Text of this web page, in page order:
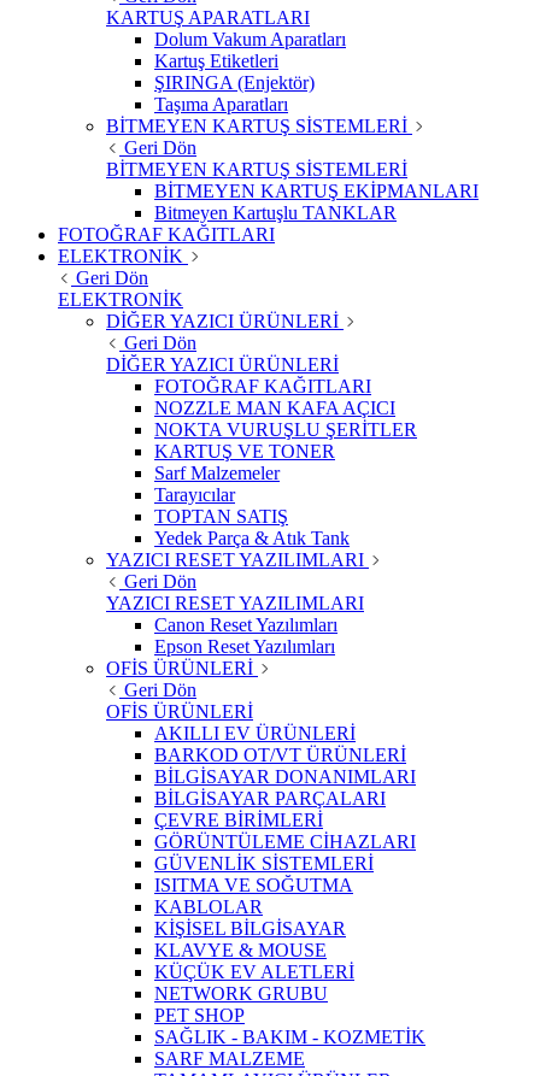
KARTUŞ APARATLARI
Dolum Vakum Aparatları
Kartuş Etiketleri
ŞIRINGA (Enjektör)
Taşıma Aparatları
BİTMEYEN KARTUŞ SİSTEMLERİ
Geri Dön
BİTMEYEN KARTUŞ SİSTEMLERİ
BİTMEYEN KARTUŞ EKİPMANLARI
Bitmeyen Kartuşlu TANKLAR
FOTOĞRAF KAĞITLARI
ELEKTRONİK
Geri Dön
ELEKTRONİK
DİĞER YAZICI ÜRÜNLERİ
Geri Dön
DİĞER YAZICI ÜRÜNLERİ
FOTOĞRAF KAĞITLARI
NOZZLE MAN KAFA AÇICI
NOKTA VURUŞLU ŞERİTLER
KARTUŞ VE TONER
Sarf Malzemeler
Tarayıcılar
TOPTAN SATIŞ
Yedek Parça & Atık Tank
YAZICI RESET YAZILIMLARI
Geri Dön
YAZICI RESET YAZILIMLARI
Canon Reset Yazılımları
Epson Reset Yazılımları
OFİS ÜRÜNLERİ
Geri Dön
OFİS ÜRÜNLERİ
AKILLI EV ÜRÜNLERİ
BARKOD OT/VT ÜRÜNLERİ
BİLGİSAYAR DONANIMLARI
BİLGİSAYAR PARÇALARI
ÇEVRE BİRİMLERİ
GÖRÜNTÜLEME CİHAZLARI
GÜVENLİK SİSTEMLERİ
ISITMA VE SOĞUTMA
KABLOLAR
KİŞİSEL BİLGİSAYAR
KLAVYE & MOUSE
KÜÇÜK EV ALETLERİ
NETWORK GRUBU
PET SHOP
SAĞLIK - BAKIM - KOZMETİK
SARF MALZEME